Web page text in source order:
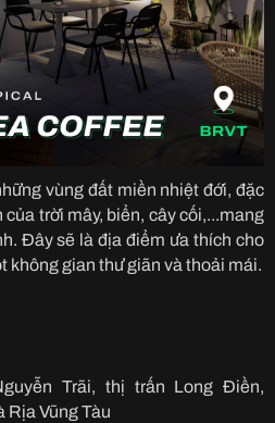
vùng đất miền nhiệt đới, đặc
trời mây, biển, cây cối,...mang
Đây sẽ là địa điểm ưa thích cho
không gian thư giãn và thoải mái.
Trãi, thị trấn Long Điền,
Rịa Vũng Tàu